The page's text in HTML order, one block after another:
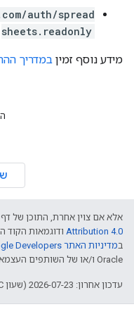
auth/spread
sheets.readonly
מידע נוסף זמין במדריך
אלא אם צוין אחרת, התוכן של דף
Attribution 4.0 ודוגמאות הקוד
במדיניות האתר Google Developers‏
Oracle ו/או של השותפים העצמאיים שלה.
עדכון אחרון: 2026-07-23 (שעון UTC).